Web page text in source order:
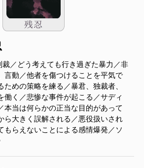
裁／どう考えても行き過ぎた暴力／非
言動／他者を傷つけることを平気で
ための策略を練る／暴君、独裁者、
働く／悲惨な事件が起こる／サディ
本当は何らかの正当な目的があって
ら大きく誤解される／悪役扱いされ
もらえないことによる感情爆発／ソ